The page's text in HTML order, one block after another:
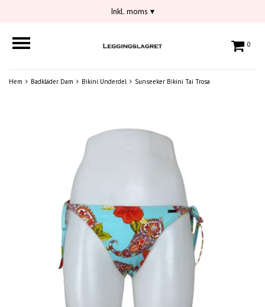
Inkl. moms ▾
0
Hem Badkläder Dam Bikini Underdel Sunseeker Bikini Tai Trosa